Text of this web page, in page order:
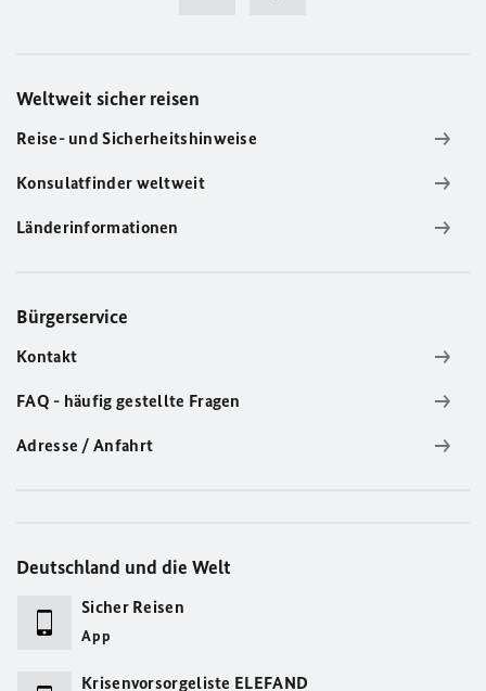
Weltweit sicher reisen
Reise- und Sicherheitshinweise
Konsulatfinder weltweit
Länderinformationen
Bürgerservice
Kontakt
FAQ - häufig gestellte Fragen
Adresse / Anfahrt
Deutschland und die Welt
Sicher Reisen
App
Krisenvorsorgeliste ELEFAND